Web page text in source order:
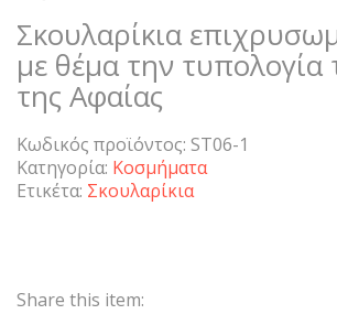
Σκουλαρίκια
με θέμα την
της Αφαίας
Κωδικός προϊόντος: ST06-1
Κατηγορία: Κοσμήματα
Ετικέτα: Σκουλαρίκια
Share this item: